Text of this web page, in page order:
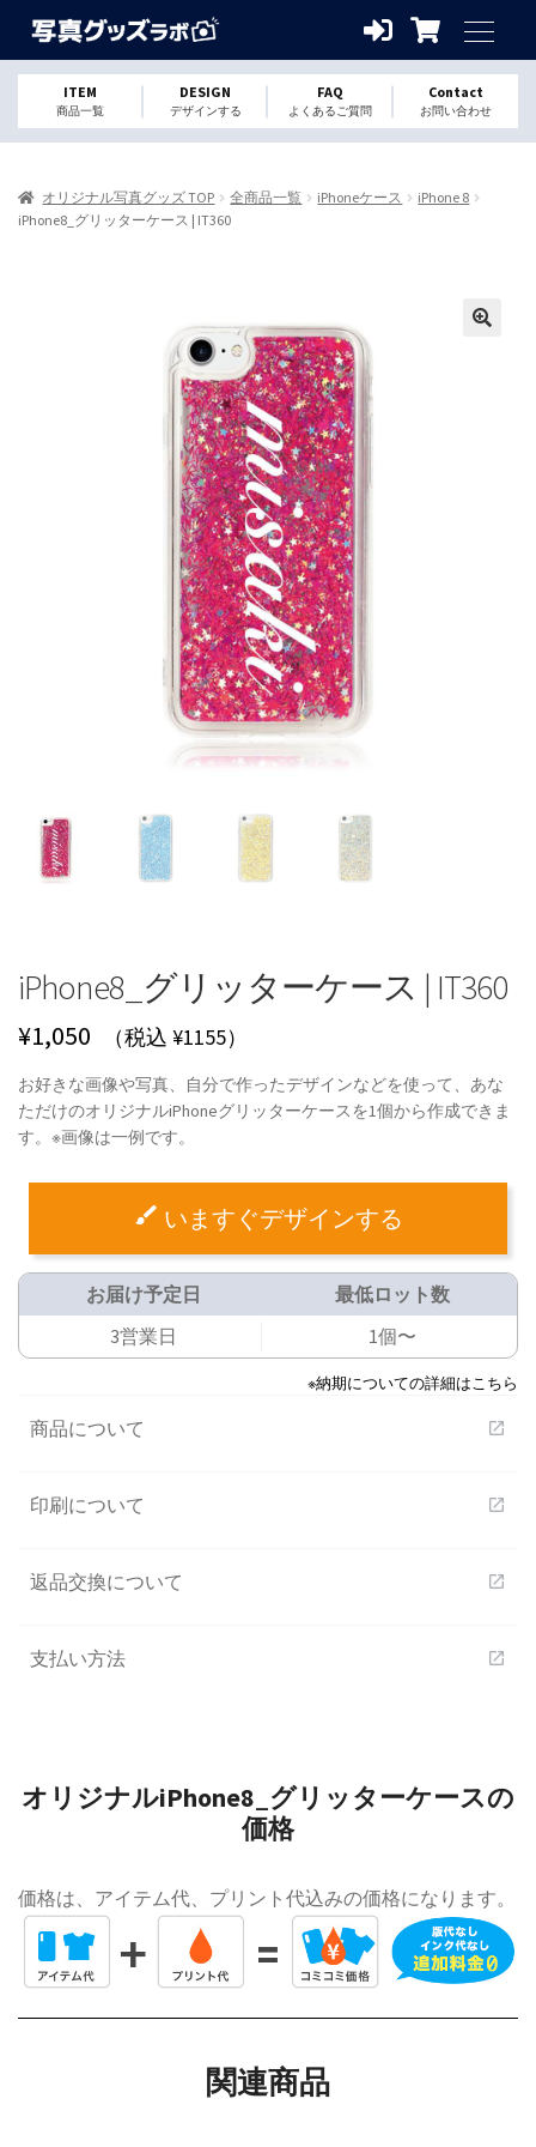
ITEM
商品一覧
DESIGN
デザインする
FAQ
よくあるご質問
Contact
お問い合わせ
オリジナル写真グッズ TOP 全商品一覧 iPhoneケース
iPhone 8
iPhone8_グリッターケース | IT360
iPhone8_グリッターケース | IT360
¥1,050 （税込 ¥1155）
お好きな画像や写真、自分で作ったデザインなどを使って、あな
ただけのオリジナルiPhoneグリッターケースを1個から作成できま
す。※画像は一例です。
いますぐデザインする
お届け予定日
3営業日
最低ロット数
1個〜
※納期についての詳細はこちら
商品について open_in_new
印刷について open_in_new
返品交換について open_in_new
支払い方法 open_in_new
オリジナルiPhone8_グリッターケースの
価格
価格は、アイテム代、プリント代込みの価格になります。
関連商品